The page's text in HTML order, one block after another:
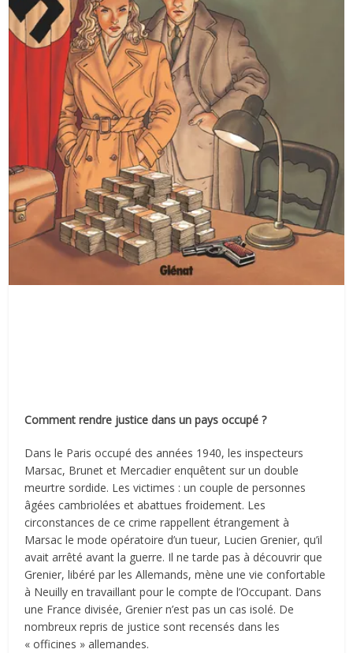
Comment rendre justice dans un pays occupé ?
Dans le Paris occupé des années 1940, les inspecteurs
Marsac, Brunet et Mercadier enquêtent sur un double
meurtre sordide. Les victimes : un couple de personnes
âgées cambriolées et abattues froidement. Les
circonstances de ce crime rappellent étrangement à
Marsac le mode opératoire d’un tueur, Lucien Grenier, qu’il
avait arrêté avant la guerre. Il ne tarde pas à découvrir que
Grenier, libéré par les Allemands, mène une vie confortable
à Neuilly en travaillant pour le compte de l’Occupant. Dans
une France divisée, Grenier n’est pas un cas isolé. De
nombreux repris de justice sont recensés dans les
« officines » allemandes.